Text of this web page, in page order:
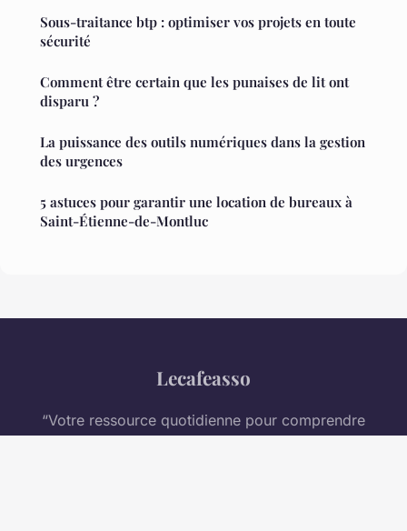
Sous-traitance btp : optimiser vos projets en toute
sécurité
Comment être certain que les punaises de lit ont
disparu ?
La puissance des outils numériques dans la gestion
des urgences
5 astuces pour garantir une location de bureaux à
Saint-Étienne-de-Montluc
Lecafeasso
“Votre ressource quotidienne pour comprendre